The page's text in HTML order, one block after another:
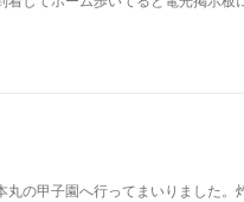
の甲子園へ行ってまいりました